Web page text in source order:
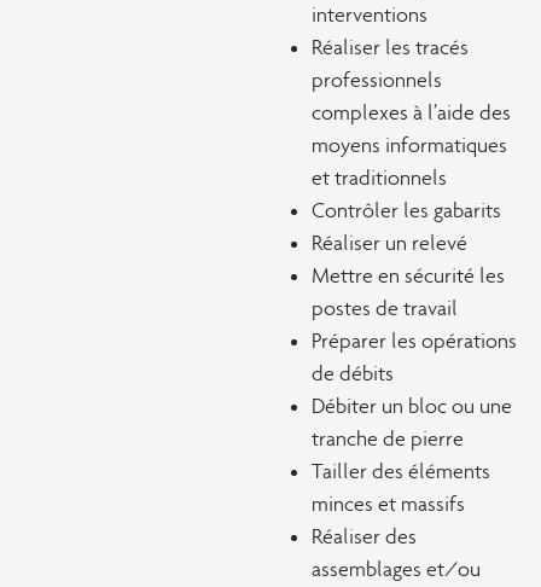
interventions
Réaliser les tracés
professionnels
complexes à l’aide des
moyens informatiques
et traditionnels
Contrôler les gabarits
Réaliser un relevé
Mettre en sécurité les
postes de travail
Préparer les opérations
de débits
Débiter un bloc ou une
tranche de pierre
Tailler des éléments
minces et massifs
Réaliser des
assemblages et/ou